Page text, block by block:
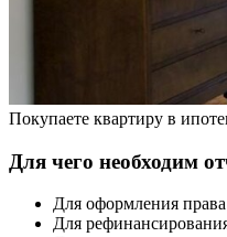
Покупаете квартиру в
Для чего необходим
Для оформления
Для